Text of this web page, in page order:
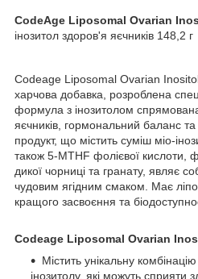
CodeAge Liposomal Ovarian
інозитол здоров'я яєчників 148,2 г
Codeage Liposomal Ovarian
харчова добавка, розроблена
формула з інозитолом
яєчників, гормональний баланс
продукт, що містить суміш міо-
також 5-MTHF фолієвої кислоти,
дикої чорниці та гранату, являє
чудовим ягідним смаком. Має
кращого засвоєння та
Codeage Liposomal Ovarian
Містить унікальну
інозитолу, які можуть сприяти